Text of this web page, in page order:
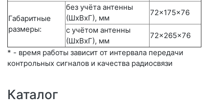
Габаритные
размеры:
без учёта антенны
(ШхВхГ), мм
72×175×76
с учётом антенны
(ШхВхГ), мм
72×265×76
* - время работы зависит от интервала передачи
контрольных сигналов и качества радиосвязи
Каталог